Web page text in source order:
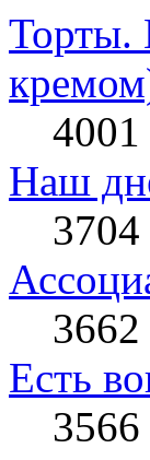
Торты.
4001
Наш
3704
3662
Есть
3566